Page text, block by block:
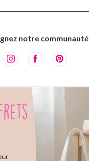
notre communauté